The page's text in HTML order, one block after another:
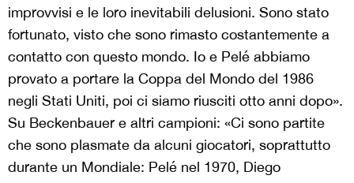
improvvisi e le loro inevitabili delusioni. Sono stato
fortunato, visto che sono rimasto costantemente a
contatto con questo mondo. Io e Pelé abbiamo
provato a portare la Coppa del Mondo del 1986
negli Stati Uniti, poi ci siamo riusciti otto anni dopo».
Su Beckenbauer e altri campioni: «Ci sono partite
che sono plasmate da alcuni giocatori, soprattutto
durante un Mondiale: Pelé nel 1970, Diego